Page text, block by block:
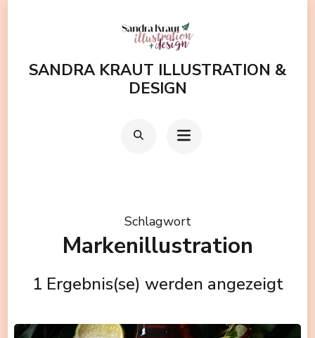
(EnterSANDRA KRAUT ILLUSTRATION &
DESIGN
Schlagwort
Markenillustration
1 Ergebnis(se) werden angezeigt